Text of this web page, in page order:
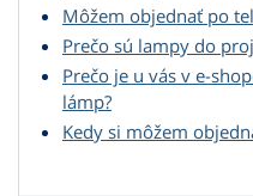
Môžem objednať po
Prečo sú lampy do
Prečo je u vás v e-
lámp?
Kedy si môžem